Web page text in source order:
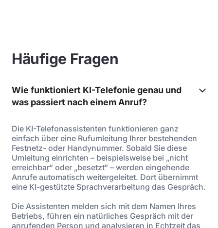
Häufige Fragen
Wie funktioniert KI-Telefonie genau und
was passiert nach einem Anruf?
Die KI-Telefonassistenten funktionieren ganz
einfach über eine Rufumleitung Ihrer bestehenden
Festnetz- oder Handynummer. Sobald Sie diese
Umleitung einrichten – beispielsweise bei „nicht
erreichbar“ oder „besetzt“ – werden eingehende
Anrufe automatisch weitergeleitet. Dort übernimmt
eine KI-gestützte Sprachverarbeitung das Gespräch.
Die Assistenten melden sich mit dem Namen Ihres
Betriebs, führen ein natürliches Gespräch mit der
anrufenden Person und analysieren in Echtzeit das